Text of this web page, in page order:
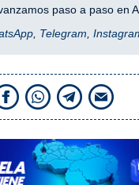
paso a paso en
, Telegram,